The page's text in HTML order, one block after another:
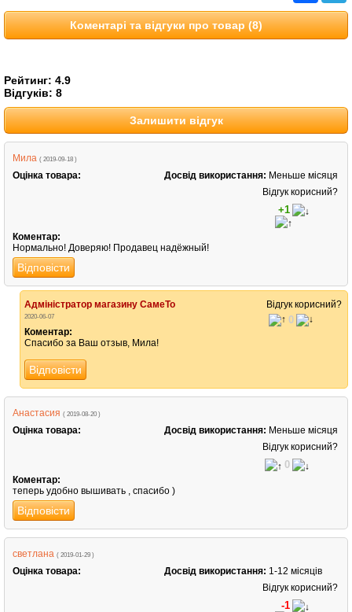
Коментарі та відгуки про товар (8)
Рейтинг: 4.9
Відгуків: 8
Залишити відгук
Мила ( 2019-09-18 )
Оцінка товара: Досвід використання: Меньше місяця
Відгук корисний?
+1
Коментар:
Нормально! Доверяю! Продавец надёжный!
Відповісти
Адміністратор магазину СамеТо
2020-06-07
Відгук корисний?
0
Коментар:
Спасибо за Ваш отзыв, Мила!
Відповісти
Анастасия ( 2019-08-20 )
Оцінка товара: Досвід використання: Меньше місяця
Відгук корисний?
0
Коментар:
теперь удобно вышивать , спасибо )
Відповісти
светлана ( 2019-01-29 )
Оцінка товара: Досвід використання: 1-12 місяців
Відгук корисний?
-1